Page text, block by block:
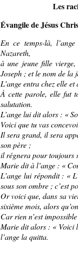
Les
Évangile de Jésus
En ce temps-là,
Nazareth,
à une jeune fille
Joseph ; et le nom de la
L’ange entra chez elle
À cette parole, elle fut
salutation.
L’ange lui dit alors : «
Voici que tu vas
Il sera grand, il sera
son père ;
il régnera pour toujours
Marie dit à l’ange : «
L’ange lui répondit : «
sous son ombre ; c’est
Or voici que, dans sa
sixième mois, alors
Car rien n’est
Marie dit alors : « Voici
l’ange la quitta.